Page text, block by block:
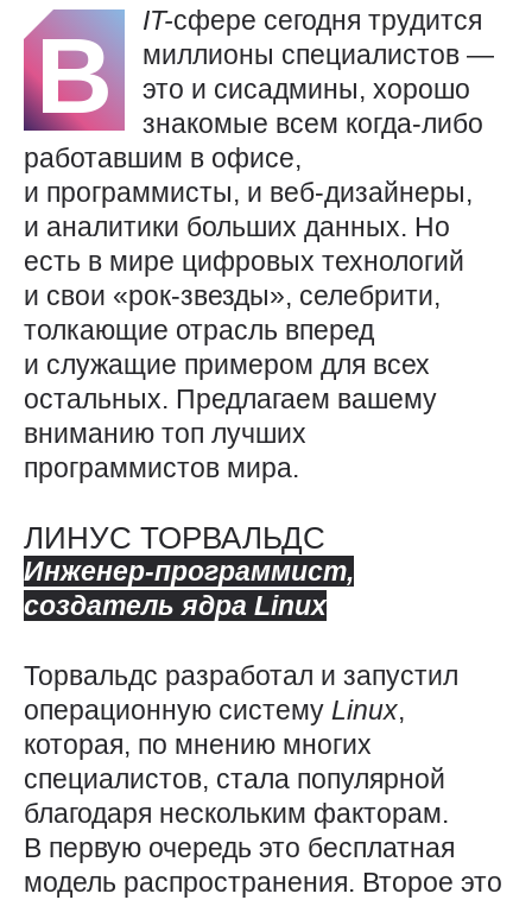
В IT-сфере сегодня трудится
миллионы специалистов —
это и сисадмины, хорошо
знакомые всем когда-либо
работавшим в офисе,
и программисты, и веб-дизайнеры,
и аналитики больших данных. Но
есть в мире цифровых технологий
и свои «рок-звезды», селебрити,
толкающие отрасль вперед
и служащие примером для всех
остальных. Предлагаем вашему
вниманию топ лучших
программистов мира.
ЛИНУС ТОРВАЛЬДС
Инженер-программист,
создатель ядра Linux
Торвальдс разработал и запустил
операционную систему Linux,
которая, по мнению многих
специалистов, стала популярной
благодаря нескольким факторам.
В первую очередь это бесплатная
модель распространения. Второе это